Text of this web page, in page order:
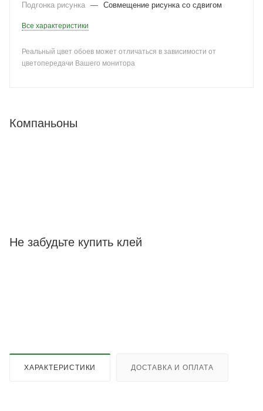
Подгонка рисунка — Совмещение рисунка со сдвигом
Все характеристики
Реальный цвет обоев может отличаться в зависимости от
цветопередачи Вашего монитора
Компаньоны
Не забудьте купить клей
ХАРАКТЕРИСТИКИ ДОСТАВКА И ОПЛАТА